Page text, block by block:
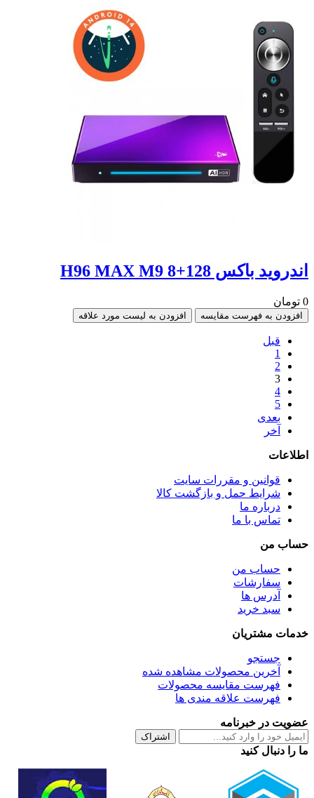
اندروید باکس 128+8 H96 MAX M9
0 تومان
افزودن به فهرست مقایسه افزودن به لیست مورد علاقه
قبل
1
2
3
4
5
بعدی
آخر
اطلاعات
قوانین و مقررات سایت
شرایط حمل و بازگشت کالا
درباره ما
تماس با ما
حساب من
حساب من
سفارشات
آدرس ها
سبد خرید
خدمات مشتریان
جستجو
آخرین محصولات مشاهده شده
فهرست مقایسه محصولات
فهرست علاقه مندی ها
عضویت در خبرنامه
اشتراک
ما را دنبال کنید